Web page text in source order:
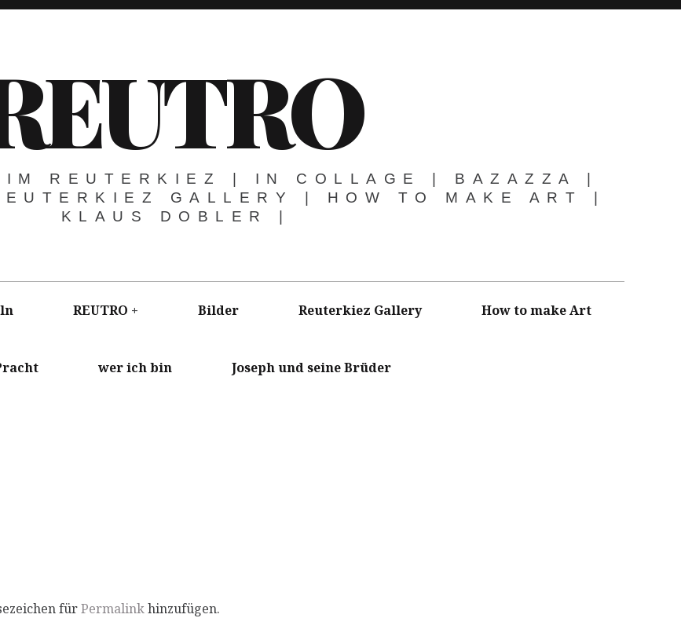
REUTERKIEZ | IN COLLAGE | BAZAZZA |
GALLERY | HOW TO MAKE ART |
KLAUS DOBLER |
REUTRO Bilder Reuterkiez Gallery How to make Art
wer ich bin Joseph und seine Brüder
fürPermalinkhinzufügen.